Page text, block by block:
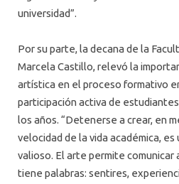
universidad”.
Por su parte, la decana de la
Marcela Castillo, relevó la
artística en el proceso formativo
participación activa de
los años. “Detenerse a crear, en
velocidad de la vida académica,
valioso. El arte permite comunicar
tiene palabras: sentires,